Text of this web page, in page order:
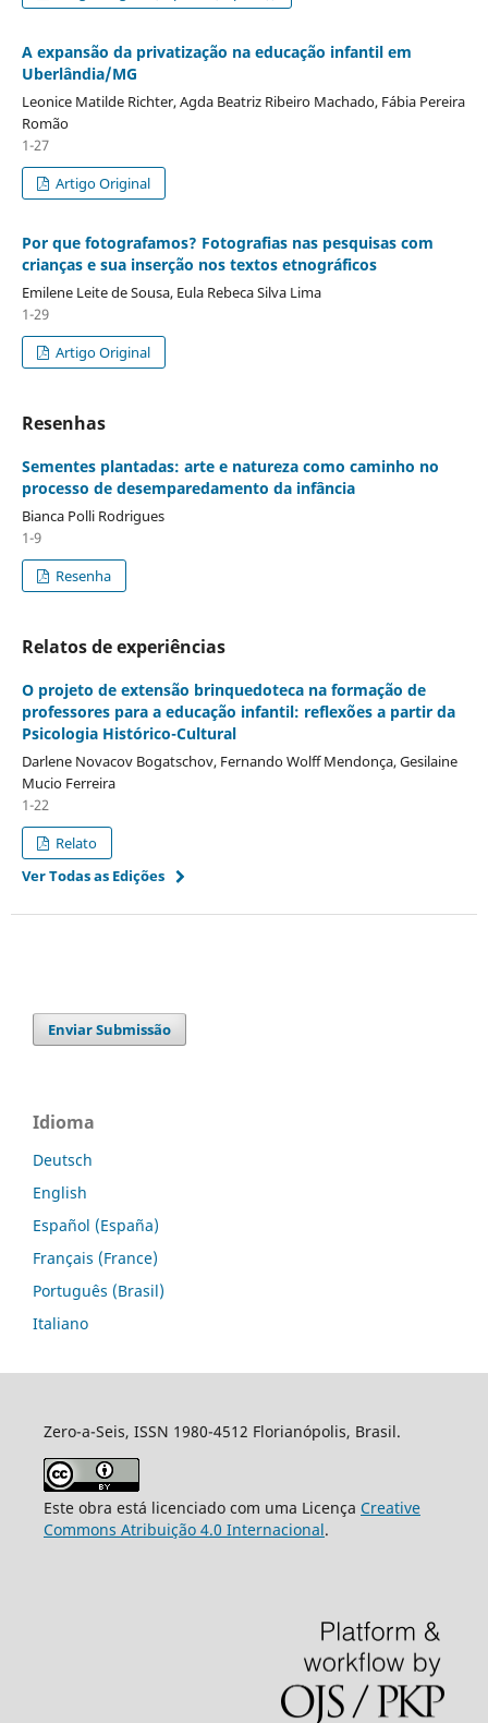
A expansão da privatização na educação infantil em
Uberlândia/MG
Leonice Matilde Richter, Agda Beatriz Ribeiro Machado, Fábia Pereira
Romão
1-27
Artigo Original
Por que fotografamos? Fotografias nas pesquisas com
crianças e sua inserção nos textos etnográficos
Emilene Leite de Sousa, Eula Rebeca Silva Lima
1-29
Artigo Original
Resenhas
Sementes plantadas: arte e natureza como caminho no
processo de desemparedamento da infância
Bianca Polli Rodrigues
1-9
Resenha
Relatos de experiências
O projeto de extensão brinquedoteca na formação de
professores para a educação infantil: reflexões a partir da
Psicologia Histórico-Cultural
Darlene Novacov Bogatschov, Fernando Wolff Mendonça, Gesilaine
Mucio Ferreira
1-22
Relato
Ver Todas as Edições
Enviar Submissão
Idioma
Deutsch
English
Español (España)
Français (France)
Português (Brasil)
Italiano
Zero-a-Seis, ISSN 1980-4512 Florianópolis, Brasil.
Este obra está licenciado com uma Licença Creative
Commons Atribuição 4.0 Internacional.